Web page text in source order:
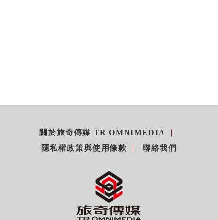
關於旅奇傳媒 TR OMNIMEDIA
隱私權政策與使用條款
聯絡我們